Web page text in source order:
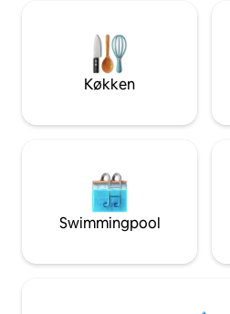
er der seks af os, romantisk
grønne områder, afslappende,
befinde sig i naturen, skønhed,
vin og udflugter.
Køkken
Swimmingpool